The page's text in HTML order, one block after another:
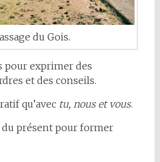
du Gois.
pour exprimer des
et des conseils.
qu’avec tu, nous et vous.
présent pour former